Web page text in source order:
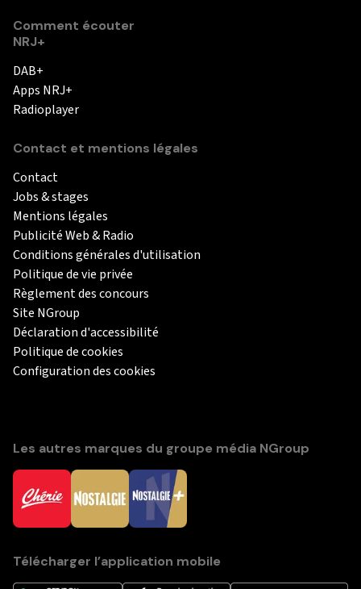
Comment écouter
NRJ+
DAB+
Apps NRJ+
Radioplayer
Contact et mentions légales
Contact
Jobs & stages
Mentions légales
Publicité Web & Radio
Conditions générales d'utilisation
Politique de vie privée
Règlement des concours
Site NGroup
Déclaration d'accessibilité
Politique de cookies
Configuration des cookies
Les autres marques du groupe média NGroup
Télécharger l’application mobile